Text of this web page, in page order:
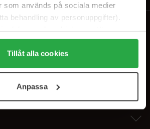
som används på sociala medier
behandling av personuppgifter).
"Tillåt alla cookies" accepterar du
du under "Detaljer" kan anpassa
Du kan när som helst återkalla
Tillåt alla cookies
Anpassa